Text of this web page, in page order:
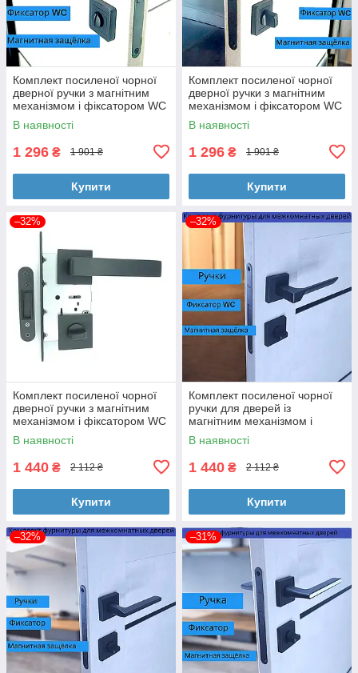
Комплект посиленої чорної
дверної ручки з магнітним
механізмом і фіксатором WC
TRION FLASH Z-74 Black
В наявності
1 296 ₴ 1 901 ₴
Купити
Комплект посиленої чорної
дверної ручки з магнітним
механізмом і фіксатором WC
TRION CAPRI Z-74 Black
В наявності
1 296 ₴ 1 901 ₴
Купити
–32%
Комплект посиленої чорної
дверної ручки з магнітним
механізмом і фіксатором WC
TRION FLASH Z-49 Black
В наявності
1 440 ₴ 2 112 ₴
Купити
–32%
Комплект посиленої чорної
ручки для дверей із
магнітним механізмом і
фіксатором WC TRION
CAPRI Z-49 Black
В наявності
1 440 ₴ 2 112 ₴
Купити
–32% –31%